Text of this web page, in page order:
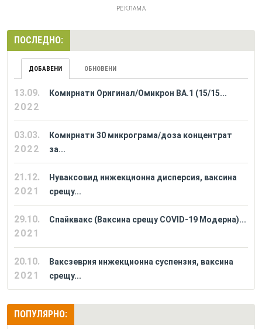
РЕКЛАМА
ПОСЛЕДНО:
ДОБАВЕНИ ОБНОВЕНИ
13.09.
2022
Комирнати Оригинал/Омикрон BA.1 (15/15...
03.03.
2022
Комирнати 30 микрограма/доза концентрат
за...
21.12.
2021
Нуваксовид инжекционна дисперсия, ваксина
срещу...
29.10.
2021
Спайквакс (Ваксина срещу COVID-19 Модерна)...
20.10.
2021
Ваксзеврия инжекционна суспензия, ваксина
срещу...
ПОПУЛЯРНО: